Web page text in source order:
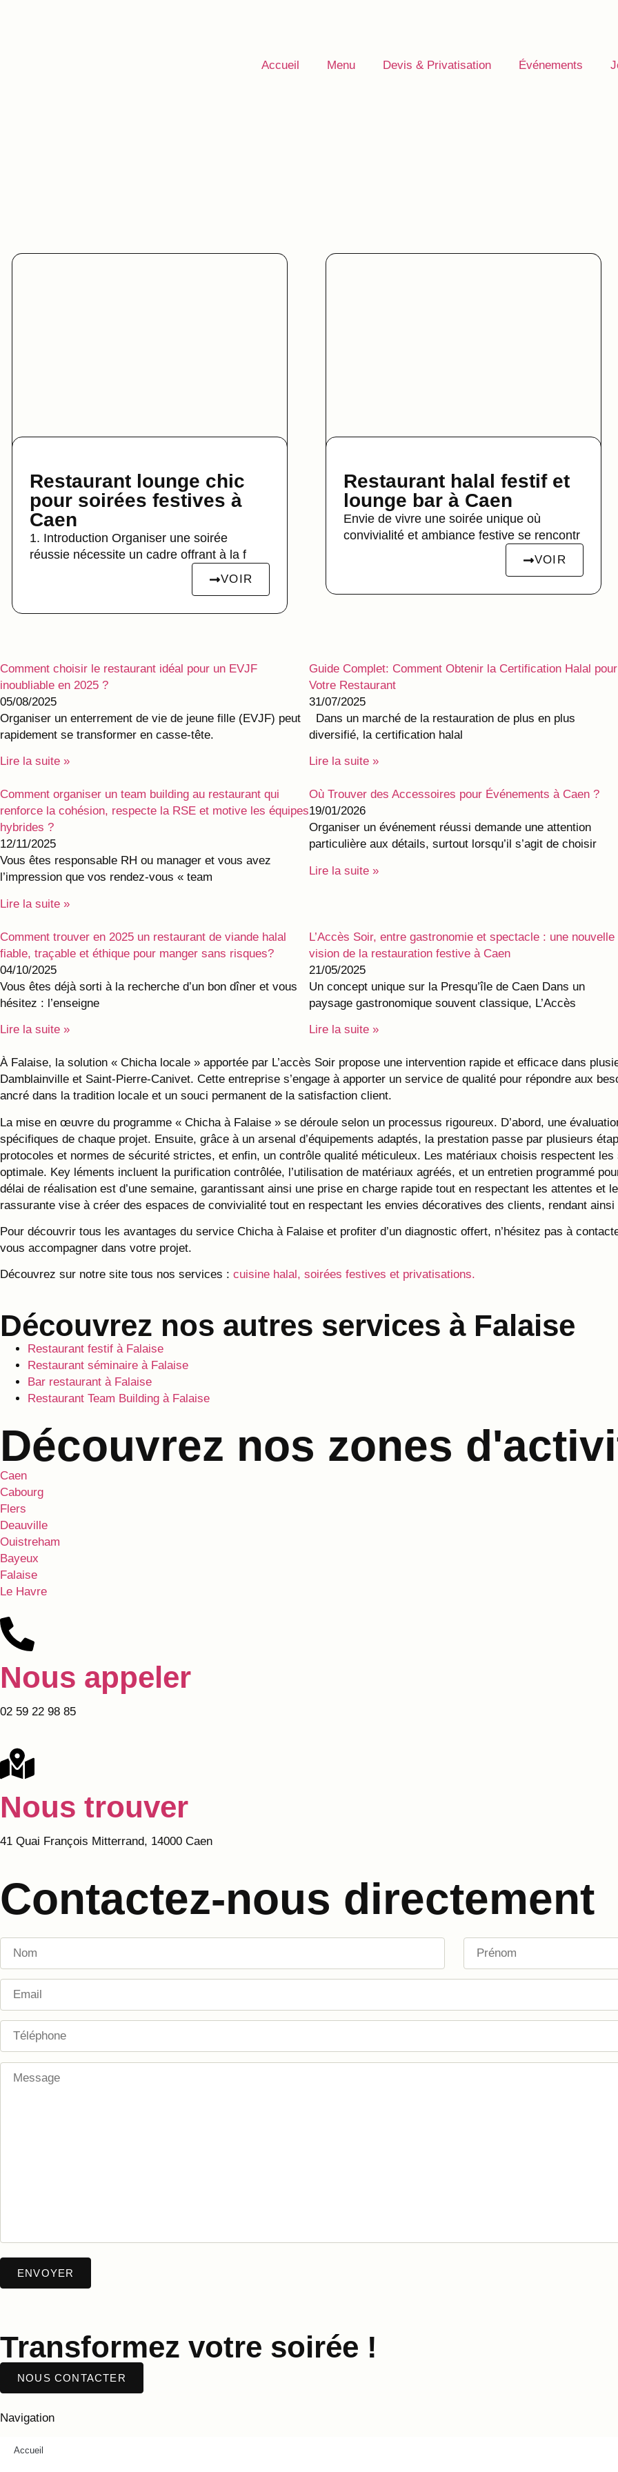
Accueil Menu Devis & Privatisation Événements
Restaurant lounge chic
pour soirées festives à
Caen
1. Introduction Organiser une soirée
réussie nécessite un cadre offrant à la f
VOIR
Restaurant halal festif et
lounge bar à Caen
Envie de vivre une soirée unique où
convivialité et ambiance festive se rencontr
VOIR
Comment choisir le restaurant idéal pour un EVJF
inoubliable en 2025 ?
05/08/2025
Organiser un enterrement de vie de jeune fille (EVJF) peut
rapidement se transformer en casse-tête.
Lire la suite »
Guide Complet: Comment Obtenir la Certification Halal pour
Votre Restaurant
31/07/2025
Dans un marché de la restauration de plus en plus
diversifié, la certification halal
Lire la suite »
Comment organiser un team building au restaurant qui
renforce la cohésion, respecte la RSE et motive les équipes
hybrides ?
12/11/2025
Vous êtes responsable RH ou manager et vous avez
l’impression que vos rendez‑vous « team
Lire la suite »
Où Trouver des Accessoires pour Événements à Caen ?
19/01/2026
Organiser un événement réussi demande une attention
particulière aux détails, surtout lorsqu’il s’agit de choisir
Lire la suite »
Comment trouver en 2025 un restaurant de viande halal
fiable, traçable et éthique pour manger sans risques?
04/10/2025
Vous êtes déjà sorti à la recherche d’un bon dîner et vous
hésitez : l’enseigne
Lire la suite »
L’Accès Soir, entre gastronomie et spectacle : une nouvelle
vision de la restauration festive à Caen
21/05/2025
Un concept unique sur la Presqu’île de Caen Dans un
paysage gastronomique souvent classique, L’Accès
Lire la suite »
À Falaise, la solution « Chicha locale » apportée par L’accès Soir propose une intervention rapide et efficace dans
Damblainville et Saint-Pierre-Canivet. Cette entreprise s’engage à apporter un service de qualité pour répondre aux
ancré dans la tradition locale et un souci permanent de la satisfaction client.
La mise en œuvre du programme « Chicha à Falaise » se déroule selon un processus rigoureux. D’abord, une
spécifiques de chaque projet. Ensuite, grâce à un arsenal d’équipements adaptés, la prestation passe par plusieurs
protocoles et normes de sécurité strictes, et enfin, un contrôle qualité méticuleux. Les matériaux choisis respectent
optimale. Key léments incluent la purification contrôlée, l’utilisation de matériaux agréés, et un entretien programmé
délai de réalisation est d’une semaine, garantissant ainsi une prise en charge rapide tout en respectant les attentes et
rassurante vise à créer des espaces de convivialité tout en respectant les envies décoratives des clients, rendant
Pour découvrir tous les avantages du service Chicha à Falaise et profiter d’un diagnostic offert, n’hésitez pas à
vous accompagner dans votre projet.
Découvrez sur notre site tous nos services : cuisine halal, soirées festives et privatisations.
Découvrez nos autres services à Falaise
Restaurant festif à Falaise
Restaurant séminaire à Falaise
Bar restaurant à Falaise
Restaurant Team Building à Falaise
Découvrez nos zones
Caen
Cabourg
Flers
Deauville
Ouistreham
Bayeux
Falaise
Le Havre
Nous appeler
02 59 22 98 85
Nous trouver
41 Quai François Mitterrand, 14000 Caen
Contactez-nous directement
Transformez votre soirée !
NOUS CONTACTER
Navigation
Accueil